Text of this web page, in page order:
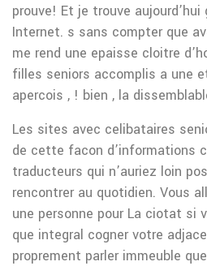
prouve! Et je trouve aujourd’hui
Internet. s sans compter que
me rend une epaisse cloitre
filles seniors accomplis a une
apercois , ! bien , la
Les sites avec celibataires
de cette facon d’informations
traducteurs qui n’auriez loin
rencontrer au quotidien. Vous
une personne pour La ciotat si
que integral cogner votre
proprement parler immeuble